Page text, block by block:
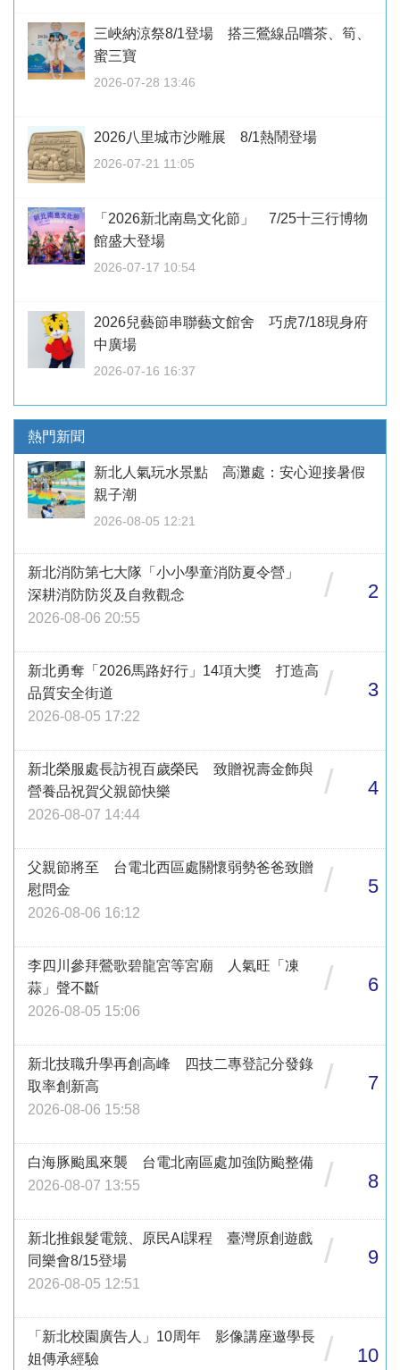
三峽納涼祭8/1登場 搭三鶯線品嚐茶、筍、
蜜三寶
2026-07-28 13:46
2026八里城市沙雕展 8/1熱鬧登場
2026-07-21 11:05
「2026新北南島文化節」 7/25十三行博物
館盛大登場
2026-07-17 10:54
2026兒藝節串聯藝文館舍 巧虎7/18現身府
中廣場
2026-07-16 16:37
熱門新聞
新北人氣玩水景點 高灘處：安心迎接暑假
親子潮
2026-08-05 12:21
新北消防第七大隊「小小學童消防夏令營」
深耕消防防災及自救觀念
2026-08-06 20:55
/ 2
新北勇奪「2026馬路好行」14項大獎 打造高
品質安全街道
2026-08-05 17:22
/ 3
新北榮服處長訪視百歲榮民 致贈祝壽金飾與
營養品祝賀父親節快樂
2026-08-07 14:44
/ 4
父親節將至 台電北西區處關懷弱勢爸爸致贈
慰問金
2026-08-06 16:12
/ 5
李四川參拜鶯歌碧龍宮等宮廟 人氣旺「凍
蒜」聲不斷
2026-08-05 15:06
/ 6
新北技職升學再創高峰 四技二專登記分發錄
取率創新高
2026-08-06 15:58
/ 7
白海豚颱風來襲 台電北南區處加強防颱整備
2026-08-07 13:55
/ 8
新北推銀髮電競、原民AI課程 臺灣原創遊戲
同樂會8/15登場
2026-08-05 12:51
/ 9
「新北校園廣告人」10周年 影像講座邀學長
姐傳承經驗
/ 10